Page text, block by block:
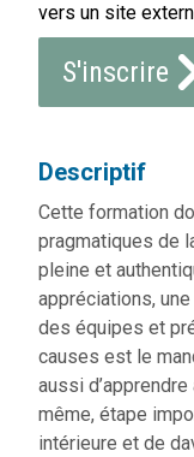
vers un site
S'inscrire
Descriptif
Cette formation
pragmatiques de
pleine et
appréciations,
des équipes et
causes est le
aussi
même, étape
intérieure et de